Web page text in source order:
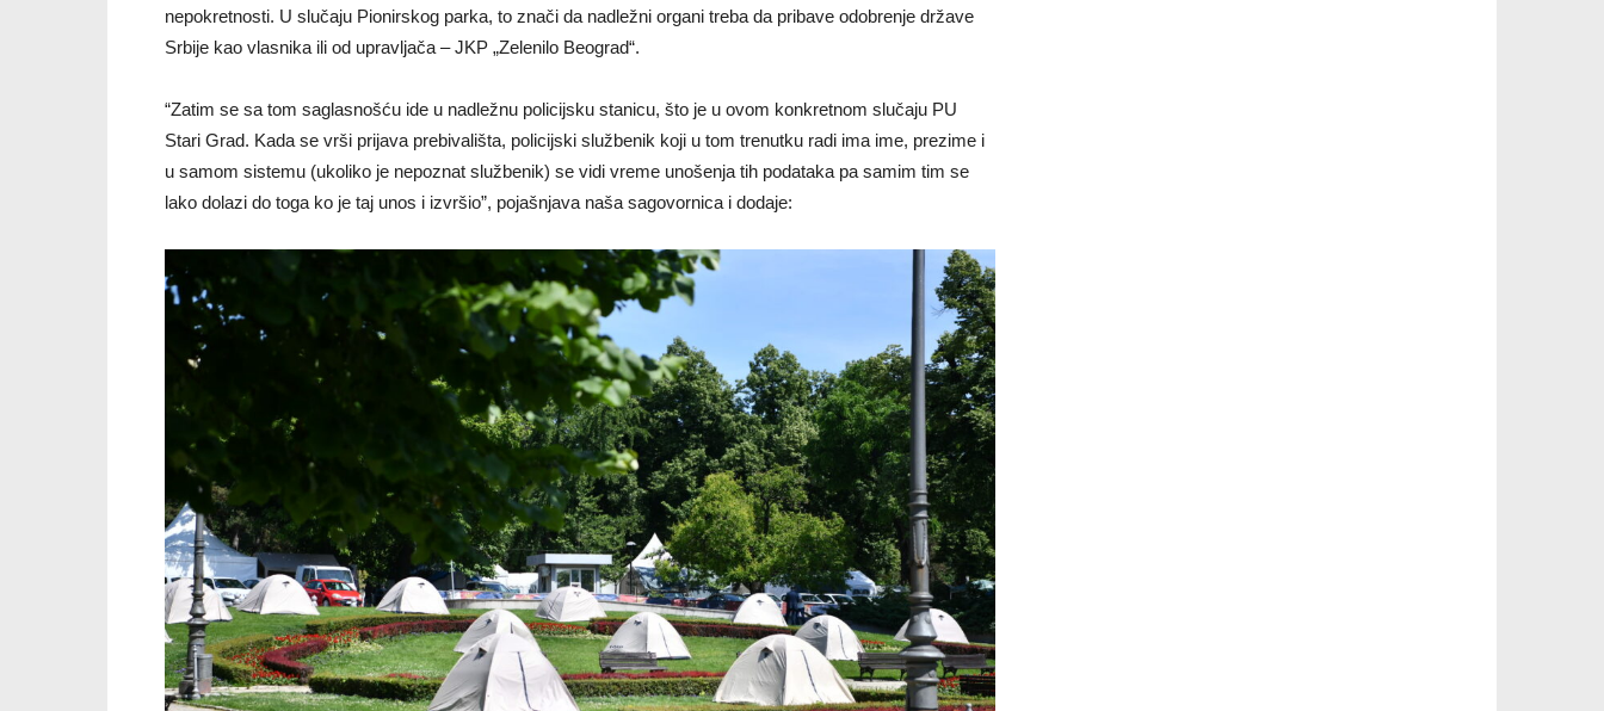
nepokretnosti. U slučaju Pionirskog parka, to znači da nadležni organi treba da pribave odobrenje države
Srbije kao vlasnika ili od upravljača – JKP „Zelenilo Beograd“.
“Zatim se sa tom saglasnošću ide u nadležnu policijsku stanicu, što je u ovom konkretnom slučaju PU
Stari Grad. Kada se vrši prijava prebivališta, policijski službenik koji u tom trenutku radi ima ime, prezime i
u samom sistemu (ukoliko je nepoznat službenik) se vidi vreme unošenja tih podataka pa samim tim se
lako dolazi do toga ko je taj unos i izvršio”, pojašnjava naša sagovornica i dodaje: